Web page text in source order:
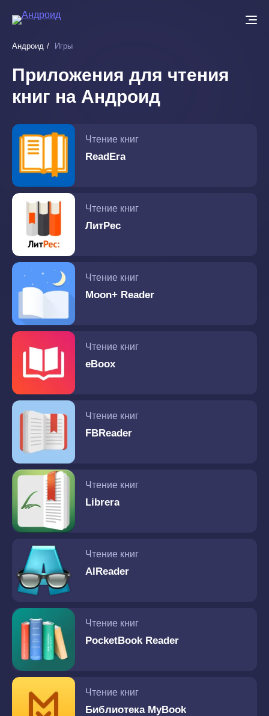
основному
Андроид Игры
Приложения для чтения
книг на Андроид
Чтение книг
ReadEra
Чтение книг
ЛитРес
Чтение книг
Moon+ Reader
Чтение книг
eBoox
Чтение книг
FBReader
Чтение книг
Librera
Чтение книг
AlReader
Чтение книг
PocketBook Reader
Чтение книг
Библиотека MyBook